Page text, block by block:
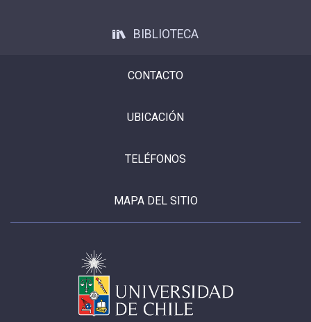
BIBLIOTECA
CONTACTO
UBICACIÓN
TELÉFONOS
MAPA DEL SITIO